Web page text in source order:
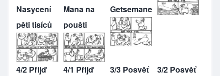
Nasycení
pěti tisíců
Mana na
poušti
Getsemane
4/2 Přijď
4/1 Přijď
3/3 Posvěť
3/2 Posvěť